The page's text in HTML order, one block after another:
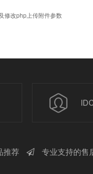
修改php上传附件参数
推荐 专业支持的售